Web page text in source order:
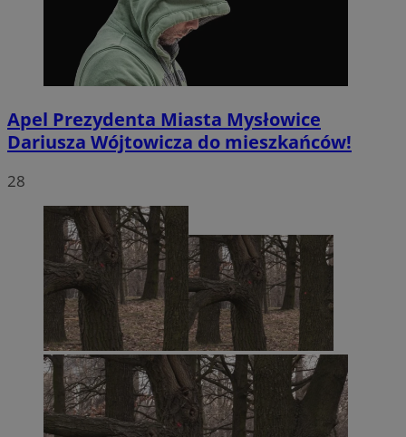
Apel Prezydenta Miasta Mysłowice
Dariusza Wójtowicza do mieszkańców!
28